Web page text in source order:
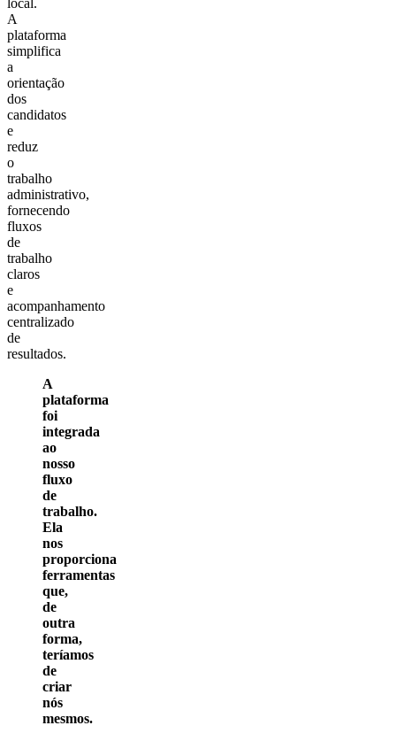
local.
A
plataforma
simplifica
a
orientação
dos
candidatos
e
reduz
o
trabalho
administrativo,
fornecendo
fluxos
de
trabalho
claros
e
acompanhamento
centralizado
de
resultados.
A
plataforma
foi
integrada
ao
nosso
fluxo
de
trabalho.
Ela
nos
proporciona
ferramentas
que,
de
outra
forma,
teríamos
de
criar
nós
mesmos.